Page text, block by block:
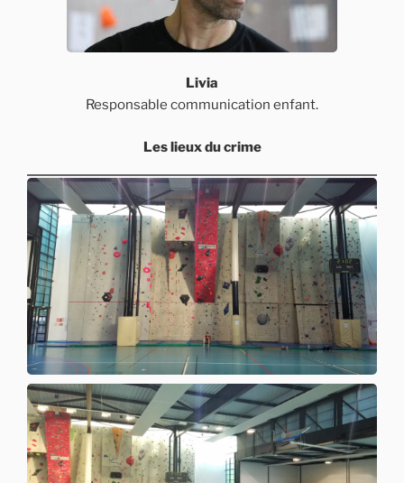
Livia
Responsable communication enfant.
Les lieux du crime